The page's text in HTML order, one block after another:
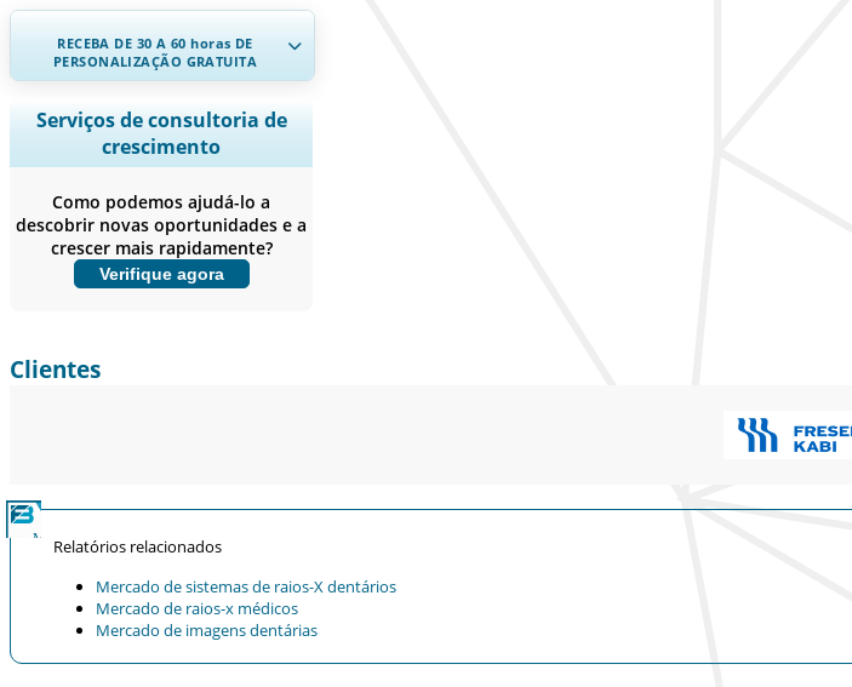
RECEBA DE 30 A 60horas DE
PERSONALIZAÇÃO GRATUITA
Ampliar a cobertura regional e por
país, Análise de segmentos, Perfis de
empresas, Benchmarking
usuário final.
Personalizar agora
Serviços de consultoria de
crescimento
Como podemos ajudá-lo a
descobrir novas oportunidades e a
crescer mais rapidamente?
Verifique agora
Clientes
Relatórios relacionados
Mercado de sistemas de raios-X dentários
Mercado de raios-x médicos
Mercado de imagens dentárias